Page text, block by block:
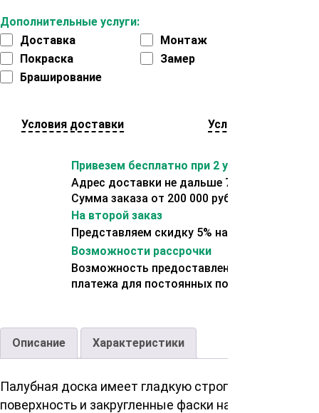
Дополнительные услуги:
Доставка
Монтаж
Покраска
Замер
Браширование
Условия доставки Условия оплаты
Привезем бесплатно при 2 условиях:
Адрес доставки не дальше 70 км от склада.
Сумма заказа от 200 000 рублей.
На второй заказ
Представляем скидку 5% на второй заказ
Возможности рассрочки
Возможность предоставления отсрочки
платежа для постоянных покупателей.
Описание Характеристики
Палубная доска имеет гладкую строганую
поверхность и закругленные фаски на всех четырех